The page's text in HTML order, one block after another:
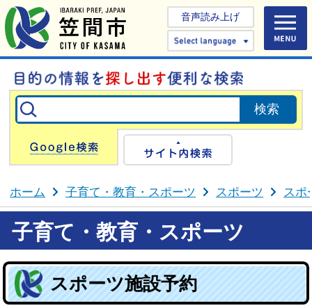
音声読み上げ
Select
Google検索
ホーム 子育て・教育・スポーツ スポーツ スポ
子育て・教育・スポーツ
スポーツ施設予約